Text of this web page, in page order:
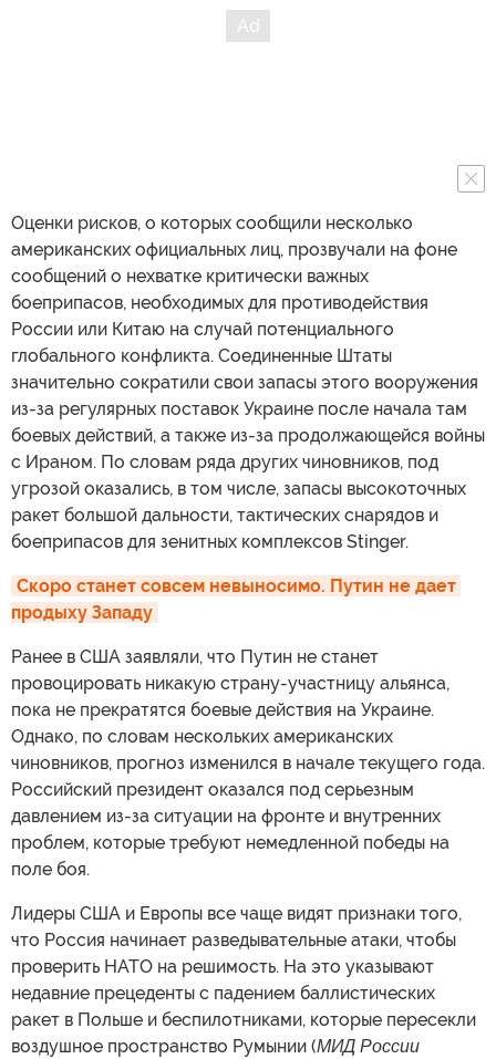
Оценки рисков, о которых сообщили несколько
американских официальных лиц, прозвучали на фоне
сообщений о нехватке критически важных
боеприпасов, необходимых для противодействия
России или Китаю на случай потенциального
глобального конфликта. Соединенные Штаты
значительно сократили свои запасы этого вооружения
из-за регулярных поставок Украине после начала там
боевых действий, а также из-за продолжающейся войны
с Ираном. По словам ряда других чиновников, под
угрозой оказались, в том числе, запасы высокоточных
ракет большой дальности, тактических снарядов и
боеприпасов для зенитных комплексов Stinger.
Скоро станет совсем невыносимо. Путин не дает
продыху Западу
Ранее в США заявляли, что Путин не станет
провоцировать никакую страну-участницу альянса,
пока не прекратятся боевые действия на Украине.
Однако, по словам нескольких американских
чиновников, прогноз изменился в начале текущего года.
Российский президент оказался под серьезным
давлением из-за ситуации на фронте и внутренних
проблем, которые требуют немедленной победы на
поле боя.
Лидеры США и Европы все чаще видят признаки того,
что Россия начинает разведывательные атаки, чтобы
проверить НАТО на решимость. На это указывают
недавние прецеденты с падением баллистических
ракет в Польше и беспилотниками, которые пересекли
воздушное пространство Румынии (МИД России